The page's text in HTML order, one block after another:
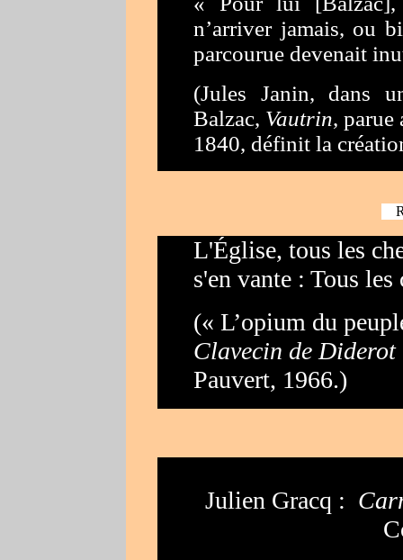
n’arriver jamais, ou
parcourue devenait
(Jules Janin, dans
Balzac, Vautrin, parue
1840, définit la
L'Église, tous les
s'en vante : Tous
(« L’opium du
Clavecin de Diderot
Pauvert, 1966.)
Julien Gracq :